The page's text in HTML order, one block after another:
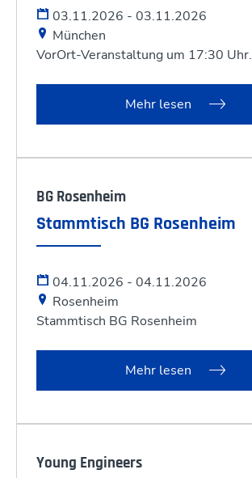
03.11.2026 - 03.11.2026
München
VorOrt-Veranstaltung um 17:30 Uhr.
Mehr lesen
BG Rosenheim
Stammtisch BG Rosenheim
04.11.2026 - 04.11.2026
Rosenheim
Stammtisch BG Rosenheim
Mehr lesen
Young Engineers